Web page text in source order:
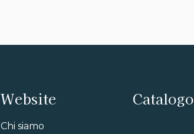
Website
Chi siamo
Catalogo